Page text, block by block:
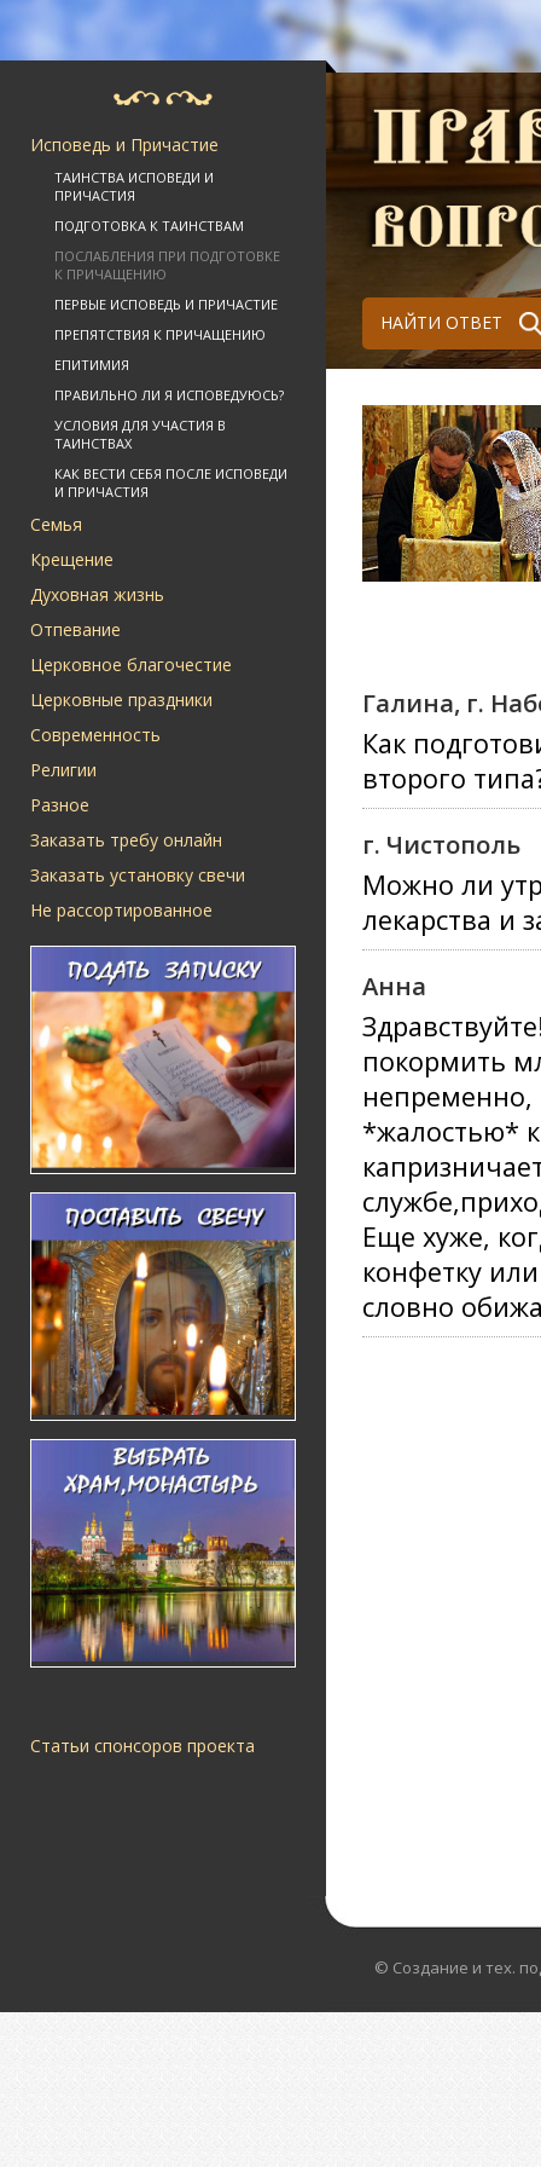
Исповедь и Причастие
ТАИНСТВА ИСПОВЕДИ И
ПРИЧАСТИЯ
ПОДГОТОВКА К ТАИНСТВАМ
ПОСЛАБЛЕНИЯ ПРИ ПОДГОТОВКЕ
К ПРИЧАЩЕНИЮ
ПЕРВЫЕ ИСПОВЕДЬ И ПРИЧАСТИЕ
ПРЕПЯТСТВИЯ К ПРИЧАЩЕНИЮ
ЕПИТИМИЯ
ПРАВИЛЬНО ЛИ Я ИСПОВЕДУЮСЬ?
УСЛОВИЯ ДЛЯ УЧАСТИЯ В
ТАИНСТВАХ
КАК ВЕСТИ СЕБЯ ПОСЛЕ ИСПОВЕДИ
И ПРИЧАСТИЯ
Семья
Крещение
Духовная жизнь
Отпевание
Церковное благочестие
Церковные праздники
Современность
Религии
Разное
Заказать требу онлайн
Заказать установку свечи
Не рассортированное
Статьи спонсоров проекта
НАЙТИ ОТВЕТ
Галина, г.
Как
второго
г. Чистополь
Можно ли
лекарства и
Анна
покормить
непременно,
*жалостью*
Еще хуже,
конфетку
словно
© Создание и тех.